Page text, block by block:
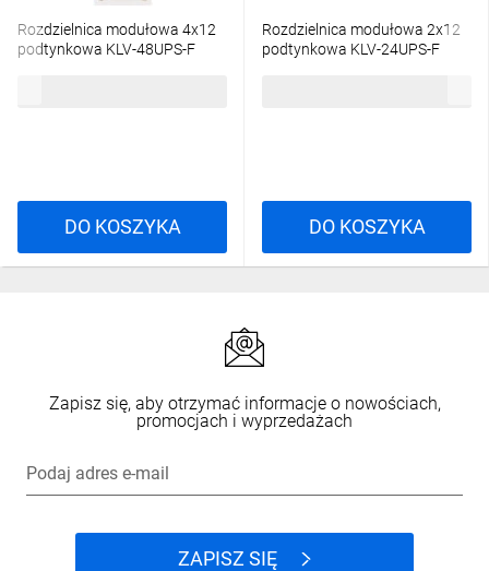
Rozdzielnica modułowa 4x12
podtynkowa KLV-48UPS-F
DO KOSZYKA
Rozdzielnica modułowa 2x12
podtynkowa KLV-24UPS-F
DO KOSZYKA
Zapisz się, aby otrzymać informacje o nowościach,
promocjach i wyprzedażach
Podaj adres e-mail
ZAPISZ SIĘ